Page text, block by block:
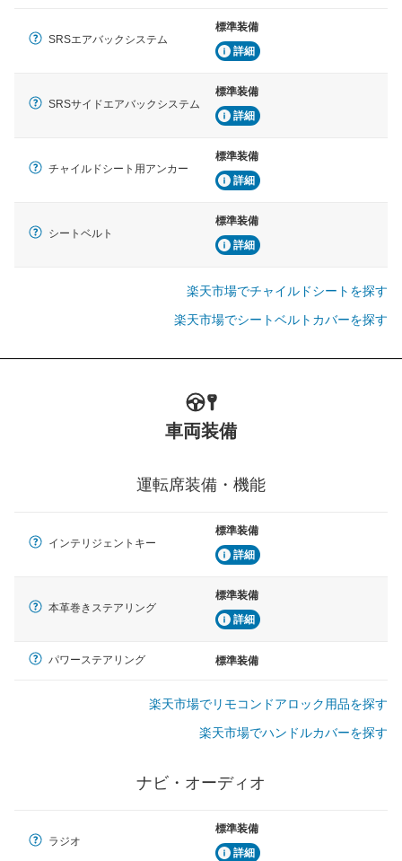
SRSエアバックシステム
標準装備
詳細
SRSサイドエアバックシステム
標準装備
詳細
チャイルドシート用アンカー
標準装備
詳細
シートベルト
標準装備
詳細
楽天市場でチャイルドシートを探す
楽天市場でシートベルトカバーを探す
車両装備
運転席装備・機能
インテリジェントキー
標準装備
詳細
本革巻きステアリング
標準装備
詳細
パワーステアリング 標準装備
楽天市場でリモコンドアロック用品を探す
楽天市場でハンドルカバーを探す
ナビ・オーディオ
ラジオ
標準装備
詳細